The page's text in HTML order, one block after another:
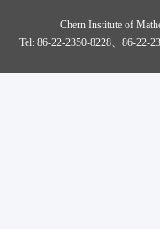
Chern Institute of
Tel: 86-22-2350-8228、86-22-